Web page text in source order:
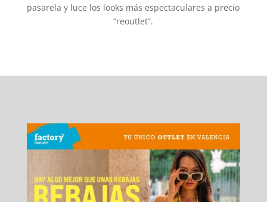
pasarela y luce los looks más espectaculares a precio
“reoutlet”.